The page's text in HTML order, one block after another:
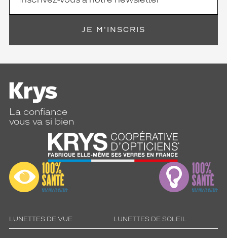
JE M'INSCRIS
La confiance
vous va si bien
LUNETTES DE VUE LUNETTES DE SOLEIL